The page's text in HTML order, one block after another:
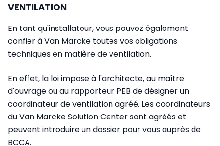
VENTILATION
En tant qu'installateur, vous pouvez également
confier à Van Marcke toutes vos obligations
techniques en matière de ventilation.
En effet, la loi impose à l'architecte, au maître
d'ouvrage ou au rapporteur PEB de désigner un
coordinateur de ventilation agréé. Les coordinateurs
du Van Marcke Solution Center sont agréés et
peuvent introduire un dossier pour vous auprès de
BCCA.